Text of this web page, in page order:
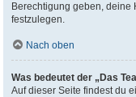
Berechtigung geben,
festzulegen.
Nach oben
Was bedeutet der „Das
Auf dieser Seite findest du